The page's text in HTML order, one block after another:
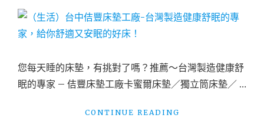
墊
賣
店
您每天睡的床墊，有挑對了嗎？推薦～台灣製造健康舒
眠的專家 – 佶豐床墊工廠卡蜜爾床墊／獨立筒床墊／ …
CONTINUE READING